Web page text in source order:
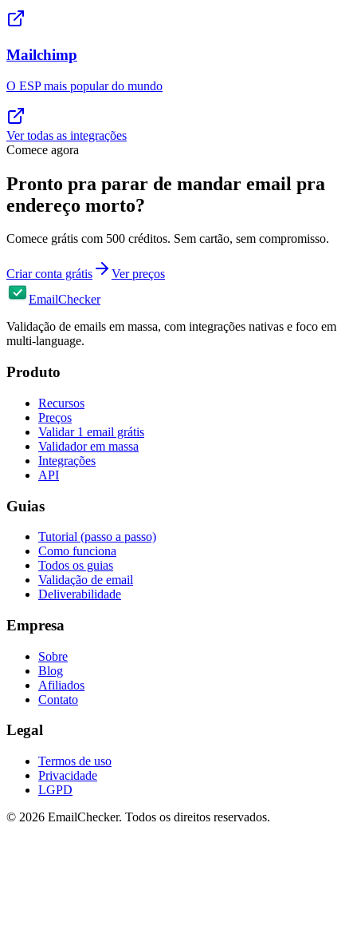
Mailchimp
O ESP mais popular do mundo
Ver todas as integrações
Comece agora
Pronto pra parar de mandar email pra
endereço morto?
Comece grátis com 500 créditos. Sem cartão, sem compromisso.
Criar conta grátis
Ver preços
EmailChecker
Validação de emails em massa, com integrações nativas e foco em
multi-language.
Produto
Recursos
Preços
Validar 1 email grátis
Validador em massa
Integrações
API
Guias
Tutorial (passo a passo)
Como funciona
Todos os guias
Validação de email
Deliverabilidade
Empresa
Sobre
Blog
Afiliados
Contato
Legal
Termos de uso
Privacidade
LGPD
© 2026 EmailChecker. Todos os direitos reservados.